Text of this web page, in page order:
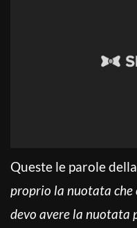
Queste le parole
proprio la nuotata che
devo avere la nuotata